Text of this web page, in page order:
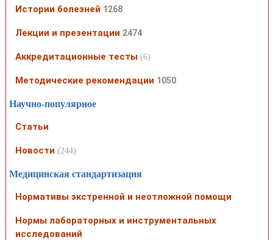
Истории болезней 1268
Лекции и презентации 2474
Аккредитационные тесты (6)
Методические рекомендации 1050
Научно-популярное
Статьи
Новости (244)
Медицинская стандартизация
Нормативы экстренной и неотложной помощи
Нормы лабораторных и инструментальных
исследований